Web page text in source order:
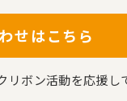
せはこちら
ボン活動を応援し